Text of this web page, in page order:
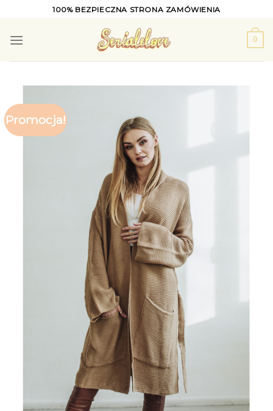
content
100% BEZPIECZNA STRONA ZAMÓWIENIA
0
Promocja!